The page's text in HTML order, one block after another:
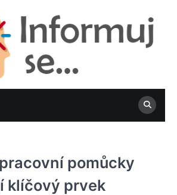
pomůcky
klíčový prvek